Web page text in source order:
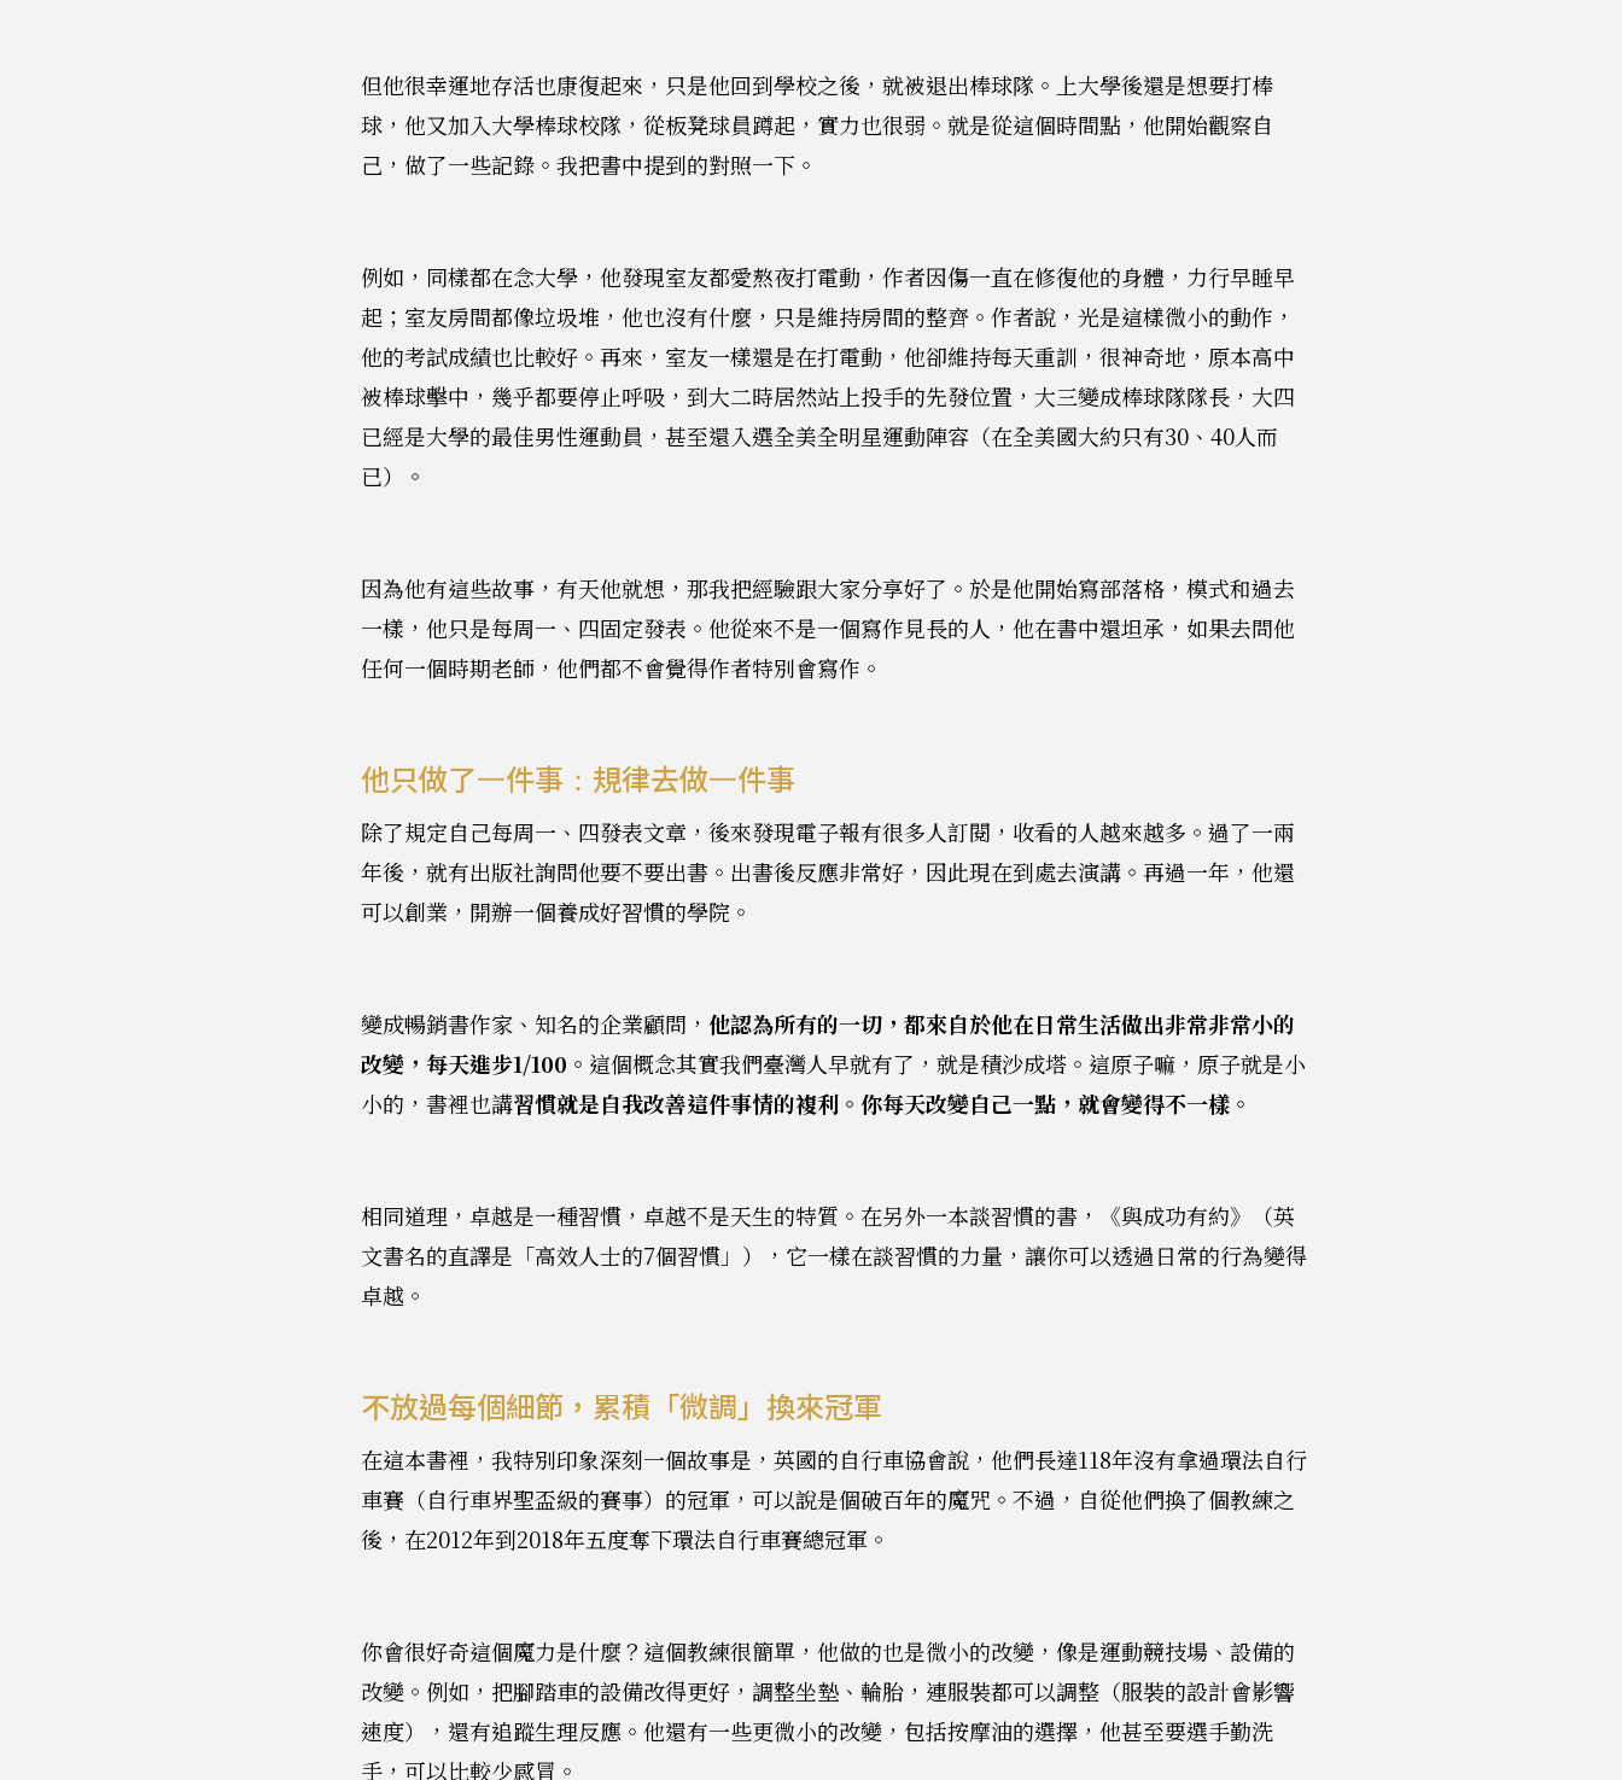
但他很幸運地存活也康復起來，只是他回到學校之後，就被退出棒球隊。上大學後還是想要打棒
球，他又加入大學棒球校隊，從板凳球員蹲起，實力也很弱。就是從這個時間點，他開始觀察自
己，做了一些記錄。我把書中提到的對照一下。
例如，同樣都在念大學，他發現室友都愛熬夜打電動，作者因傷一直在修復他的身體，力行早睡早
起；室友房間都像垃圾堆，他也沒有什麼，只是維持房間的整齊。作者說，光是這樣微小的動作，
他的考試成績也比較好。再來，室友一樣還是在打電動，他卻維持每天重訓，很神奇地，原本高中
被棒球擊中，幾乎都要停止呼吸，到大二時居然站上投手的先發位置，大三變成棒球隊隊長，大四
已經是大學的最佳男性運動員，甚至還入選全美全明星運動陣容（在全美國大約只有30、40人而
已）。
因為他有這些故事，有天他就想，那我把經驗跟大家分享好了。於是他開始寫部落格，模式和過去
一樣，他只是每周一、四固定發表。他從來不是一個寫作見長的人，他在書中還坦承，如果去問他
任何一個時期老師，他們都不會覺得作者特別會寫作。
他只做了一件事：規律去做一件事
除了規定自己每周一、四發表文章，後來發現電子報有很多人訂閱，收看的人越來越多。過了一兩
年後，就有出版社詢問他要不要出書。出書後反應非常好，因此現在到處去演講。再過一年，他還
可以創業，開辦一個養成好習慣的學院。
變成暢銷書作家、知名的企業顧問， 他認為所有的一切，都來自於他在日常生活做出非常非常小的
改變，每天進步1/100。 這個概念其實我們臺灣人早就有了，就是積沙成塔。這原子嘛，原子就是小
小的，書裡也講習慣就是自我改善這件事情的複利。你每天改變自己一點，就會變得不一樣。
相同道理，卓越是一種習慣，卓越不是天生的特質。在另外一本談習慣的書，《與成功有約》（英
文書名的直譯是「高效人士的7個習慣」），它一樣在談習慣的力量，讓你可以透過日常的行為變得
卓越。
不放過每個細節，累積「微調」換來冠軍
在這本書裡，我特別印象深刻一個故事是，英國的自行車協會說，他們長達118年沒有拿過環法自行
車賽（自行車界聖盃級的賽事）的冠軍，可以說是個破百年的魔咒。不過，自從他們換了個教練之
後，在2012年到2018年五度奪下環法自行車賽總冠軍。
你會很好奇這個魔力是什麼？這個教練很簡單，他做的也是微小的改變，像是運動競技場、設備的
改變。例如，把腳踏車的設備改得更好，調整坐墊、輪胎，連服裝都可以調整（服裝的設計會影響
速度），還有追蹤生理反應。他還有一些更微小的改變，包括按摩油的選擇，他甚至要選手勤洗
手，可以比較少感冒。